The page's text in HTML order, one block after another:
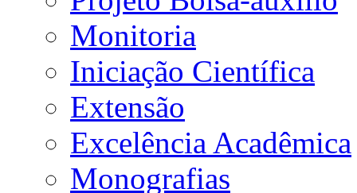
Monitoria
Iniciação Científica
Extensão
Excelência Acadêmica
Monografias